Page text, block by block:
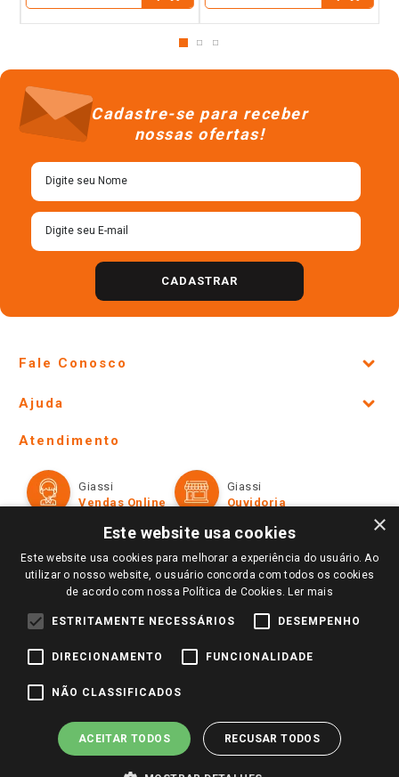
Cadastre-se para receber
nossas ofertas!
CADASTRAR
Fale Conosco
Lojas Físicas e Horários
Ofertas
Televendas
Perguntas frequentes
Trabalhe Conosco
Identidade Visual
Ajuda
Formas de Pagamento
Políticas de entrega
Trocas e Devoluções
Atendimento
Giassi
Vendas Online
Giassi
Ouvidoria
Redes Sociais
Pagamento e Segurança
×
Este website usa cookies
Este website usa cookies para melhorar a experiência do usuário. Ao
utilizar o nosso website, o usuário concorda com todos os cookies
de acordo com nossa Política de Cookies. Ler mais
ESTRITAMENTE NECESSÁRIOS DESEMPENHO
DIRECIONAMENTO FUNCIONALIDADE
NÃO CLASSIFICADOS
ACEITAR TODOS RECUSAR TODOS